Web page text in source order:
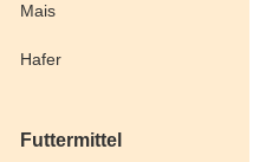
Mais
Hafer
Futtermittel